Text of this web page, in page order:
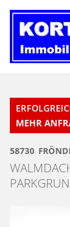
Inhalt
springen
MEHR
58730